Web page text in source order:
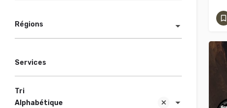
Régions
Services
Alphabétique
Tri